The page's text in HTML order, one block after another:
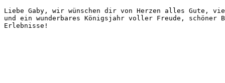
Liebe Gaby, wir wünschen dir von Herzen alles Gute,
und ein wunderbares Königsjahr voller Freude, schöner
Erlebnisse!